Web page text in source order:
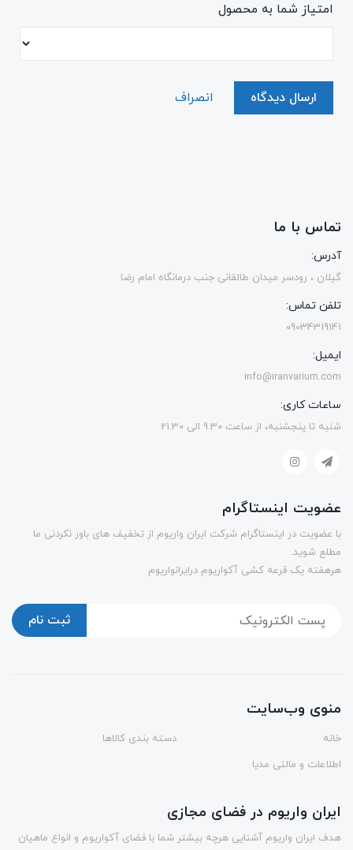
امتیاز شما به محصول
ارسال دیدگاه انصراف
تماس با ما
آدرس:
گیلان ، رودسر میدان طالقانی جنب درمانگاه امام رضا
تلفن تماس:
09034319141
ایمیل:
info@iranvarium.com
ساعات کاری:
شنبه تا پنجشنبه، از ساعت 9.30 الی 21.30
عضویت اینستاگرام
با عضویت در اینستاگرام شرکت ایران واریوم از تخفیف های باور نکردنی ما
مطلع شوید.
هرهفته یک قرعه کشی آکواریوم درایرانواریوم
ثبت نام
منوی وب‌سایت
خانه
دسته بندی کالاها
اطلاعات و مالتی مدیا
ایران واریوم در فضای مجازی
هدف ایران واریوم آشنایی هرچه بیشتر شما با فضای آکواریوم و انواع ماهیان